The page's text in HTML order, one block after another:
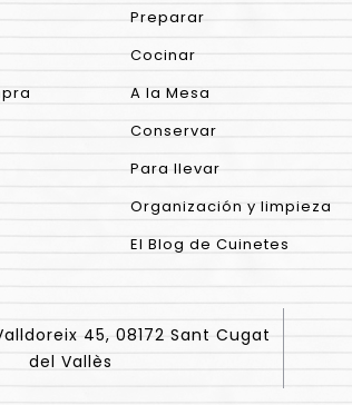
Preparar
Cocinar
A la Mesa
Conservar
Para llevar
Organización y limpieza
El Blog de Cuinetes
45, 08172 Sant Cugat
del Vallès